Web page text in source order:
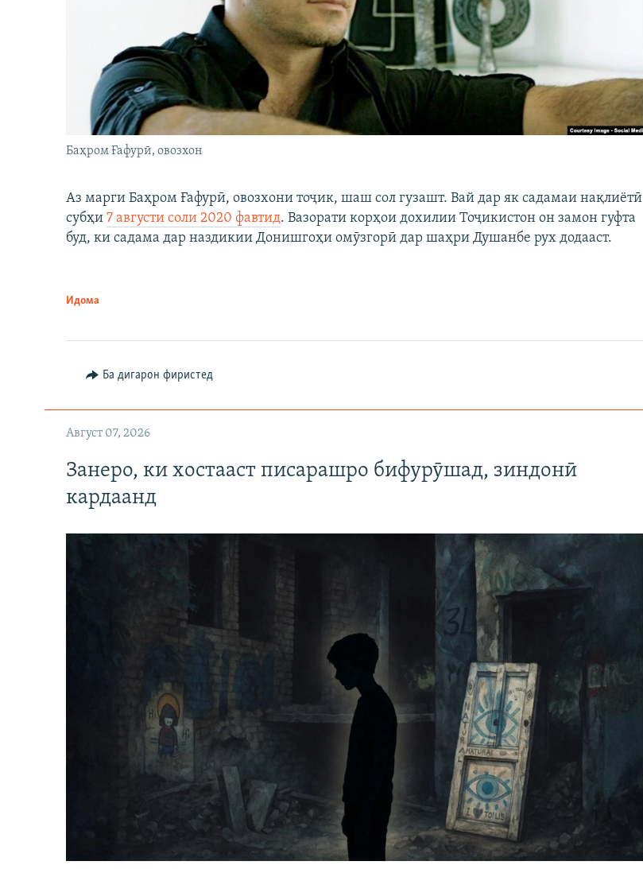
Баҳром Ғафурӣ, овозхон
Аз марги Баҳром Ғафурӣ, овозхони тоҷик, шаш сол гузашт. Вай дар як садамаи нақлиётӣ
субҳи 7 августи соли 2020 фавтид. Вазорати корҳои дохилии Тоҷикистон он замон гуфта
буд, ки садама дар наздикии Донишгоҳи омӯзгорӣ дар шаҳри Душанбе рух додааст.
Идома
Ба дигарон фиристед
Август 07, 2026
Занеро, ки хостааст писарашро бифурӯшад, зиндонӣ
кардаанд